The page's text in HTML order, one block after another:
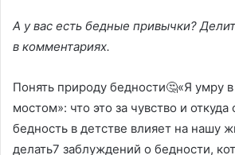
А у вас есть бедные привычки?
в комментариях.
Понять природу бедности🤔«Я умру
мостом»: что это за чувство и
бедность в детстве влияет на нашу
делать7 заблуждений о бедности,